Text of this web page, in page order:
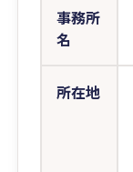
事務所
名
所在地